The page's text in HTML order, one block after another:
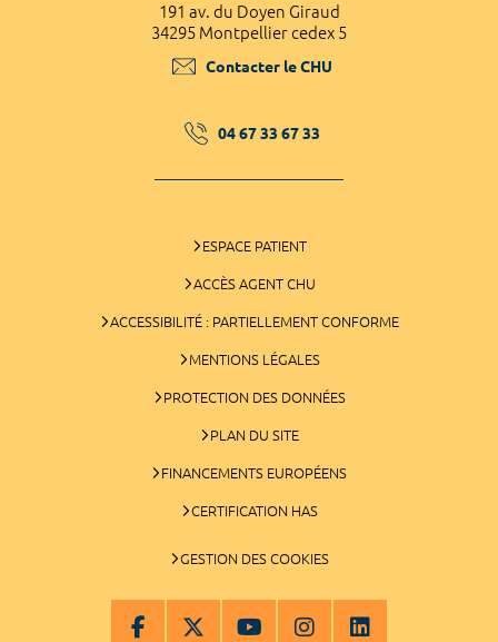
191 av. du Doyen Giraud
34295 Montpellier cedex 5
Contacter le CHU
04 67 33 67 33
ESPACE PATIENT
ACCÈS AGENT CHU
ACCESSIBILITÉ : PARTIELLEMENT CONFORME
MENTIONS LÉGALES
PROTECTION DES DONNÉES
PLAN DU SITE
FINANCEMENTS EUROPÉENS
CERTIFICATION HAS
GESTION DES COOKIES